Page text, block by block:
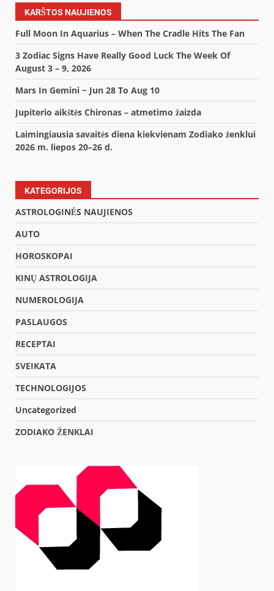
KARŠTOS NAUJIENOS
Full Moon In Aquarius – When The Cradle Hits The Fan
3 Zodiac Signs Have Really Good Luck The Week Of
August 3 – 9, 2026
Mars In Gemini ~ Jun 28 To Aug 10
Jupiterio aikštės Chironas – atmetimo žaizda
Laimingiausia savaitės diena kiekvienam Zodiako ženklui
2026 m. liepos 20–26 d.
KATEGORIJOS
ASTROLOGINĖS NAUJIENOS
AUTO
HOROSKOPAI
KINŲ ASTROLOGIJA
NUMEROLOGIJA
PASLAUGOS
RECEPTAI
SVEIKATA
TECHNOLOGIJOS
Uncategorized
ZODIAKO ŽENKLAI